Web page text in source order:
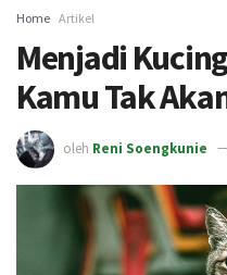
Home Artikel
Menjadi
Kamu Tak
oleh Reni Soengkunie